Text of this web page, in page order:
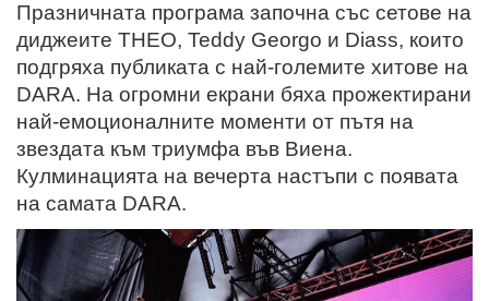
Празничната програма започна със сетове на
диджеите THEO, Teddy Georgo и Diass, които
подгряха публиката с най-големите хитове на
DARA. На огромни екрани бяха прожектирани
най-емоционалните моменти от пътя на
звездата към триумфа във Виена.
Кулминацията на вечерта настъпи с появата
на самата DARA.